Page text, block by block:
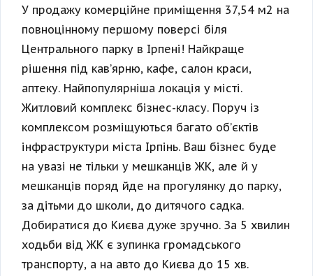
У продажу комерційне приміщення 37,54 м2 на
повноцінному першому поверсі біля
Центрального парку в Ірпені! Найкраще
рішення під кав’ярню, кафе, салон краси,
аптеку. Найпопулярніша локація у місті.
Житловий комплекс бізнес-класу. Поруч із
комплексом розміщуються багато об’єктів
інфраструктури міста Ірпінь. Ваш бізнес буде
на увазі не тільки у мешканців ЖК, але й у
мешканців поряд йде на прогулянку до парку,
за дітьми до школи, до дитячого садка.
Добиратися до Києва дуже зручно. За 5 хвилин
ходьби від ЖК є зупинка громадського
транспорту, а на авто до Києва до 15 хв.